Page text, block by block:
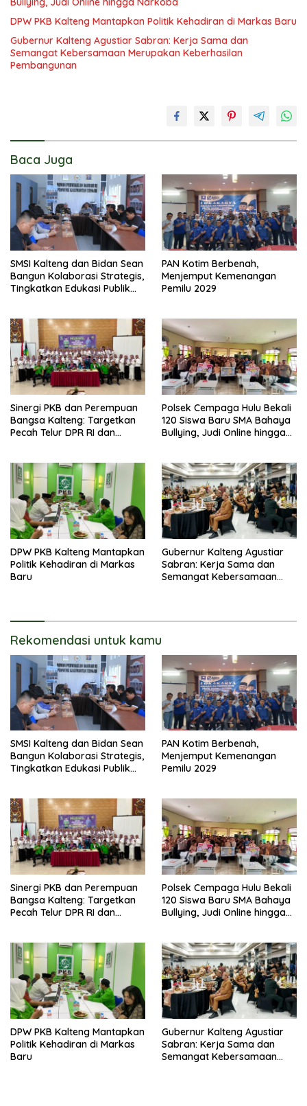
DPW PKB Kalteng Mantapkan Politik Kehadiran di Markas Baru
Gubernur Kalteng Agustiar Sabran: Kerja Sama dan
Semangat Kebersamaan Merupakan Keberhasilan
Pembangunan
Baca Juga
SMSI Kalteng dan Bidan Sean
Bangun Kolaborasi Strategis,
Tingkatkan Edukasi Publik
PAN Kotim Berbenah,
Menjemput Kemenangan
Pemilu 2029
Sinergi PKB dan Perempuan
Bangsa Kalteng: Targetkan
Pecah Telur DPR RI dan
Polsek Cempaga Hulu Bekali
120 Siswa Baru SMA Bahaya
Bullying, Judi Online hingga
DPW PKB Kalteng Mantapkan
Politik Kehadiran di Markas
Baru
Gubernur Kalteng Agustiar
Sabran: Kerja Sama dan
Semangat Kebersamaan
Rekomendasi untuk kamu
SMSI Kalteng dan Bidan Sean
Bangun Kolaborasi Strategis,
Tingkatkan Edukasi Publik
PAN Kotim Berbenah,
Menjemput Kemenangan
Pemilu 2029
Sinergi PKB dan Perempuan
Bangsa Kalteng: Targetkan
Pecah Telur DPR RI dan
Polsek Cempaga Hulu Bekali
120 Siswa Baru SMA Bahaya
Bullying, Judi Online hingga
DPW PKB Kalteng Mantapkan
Politik Kehadiran di Markas
Baru
Gubernur Kalteng Agustiar
Sabran: Kerja Sama dan
Semangat Kebersamaan